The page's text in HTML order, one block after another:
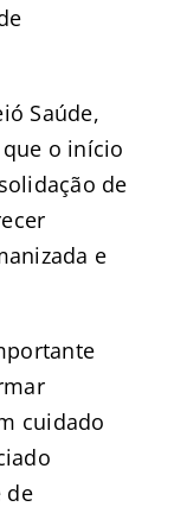
Saúde,
o início
de
e
cuidado
de